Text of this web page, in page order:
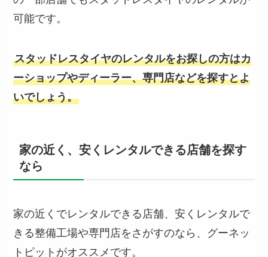
可能です。
スタッドレスタイヤのレンタルをお探しの方はカ
ーショップやディーラー、専門店などを探すとよ
いでしょう。
家の近く、安くレンタルできる店舗を探す
なら
家の近くでレンタルできる店舗、安くレンタルで
きる整備工場や専門店をさがすのなら、グーネッ
トピットがオススメです。